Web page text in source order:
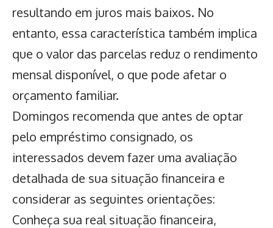
resultando em juros mais baixos. No
entanto, essa característica também implica
que o valor das parcelas reduz o rendimento
mensal disponível, o que pode afetar o
orçamento familiar.
Domingos recomenda que antes de optar
pelo empréstimo consignado, os
interessados devem fazer uma avaliação
detalhada de sua situação financeira e
considerar as seguintes orientações:
Conheça sua real situação financeira,